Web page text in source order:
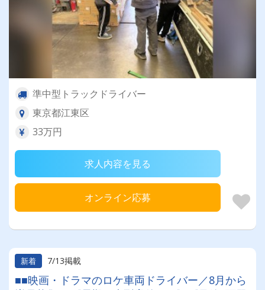
準中型トラックドライバー
東京都江東区
33万円
求人内容を見る
オンライン応募
新着 7/13掲載
■■映画・ドラマのロケ車両ドライバー／8月から